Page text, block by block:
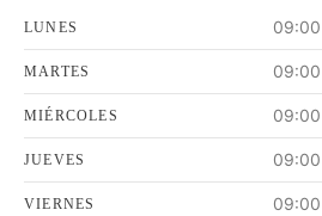
LUNES
MARTES
MIÉRCOLES
JUEVES
VIERNES